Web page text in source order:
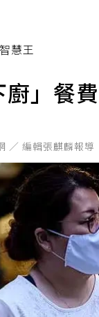
慧王
」餐
／ 編輯張麒麟報導